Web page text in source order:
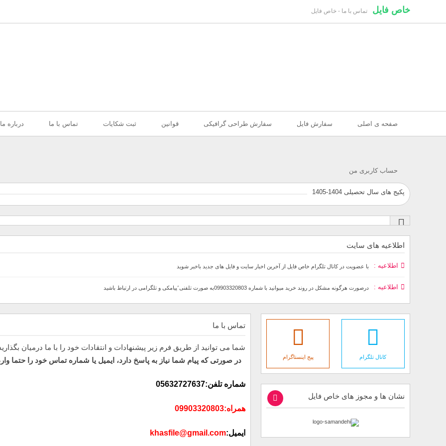
خاص فایل تماس با ما - خاص فایل
صفحه ی اصلی سفارش فایل سفارش طراحی گرافیکی قوانین ثبت شکایات تماس با ما درباره ما
حساب کاربری من
پکیج های سال تحصیلی 1404-1405
اطلاعیه های سایت
اطلاعیه با عضویت در کانال تلگرام خاص فایل از آخرین اخبار سایت و فایل های جدید باخبر شوید
اطلاعیه درصورت هرگونه مشکل در روند خرید میوانید با شماره 09903320803به صورت تلفنی٬پیامکی و تلگرامی در ارتباط باشید
تماس با ما
شما می توانید از طریق فرم زیر پیشنهادات و انتقادات خود را با ما درمیان
در صورتی که پیام شما نیاز به پاسخ دارد، ایمیل یا شماره تماس خود را حتما
شماره تلفن:05632727637
همراه:09903320803
ایمیل:khasfile@gmail.com
کانال تلگرام پیج اینستاگرام
نشان ها و مجوز های خاص فایل